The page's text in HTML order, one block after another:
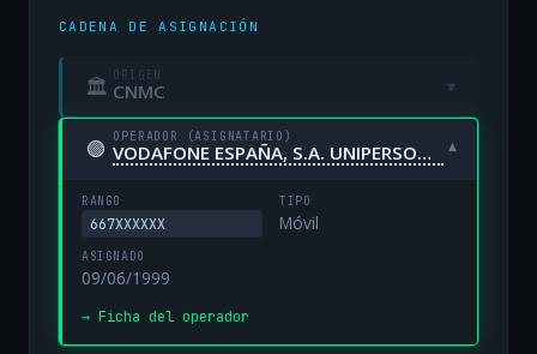
CADENA DE ASIGNACIÓN
🏛 ORIGEN
CNMC ▾
🟢 OPERADOR (ASIGNATARIO)
VODAFONE ESPAÑA, S.A. UNIPERSONAL ▾
RANGO
667XXXXXX
TIPO
Móvil
ASIGNADO
09/06/1999
→ Ficha del operador